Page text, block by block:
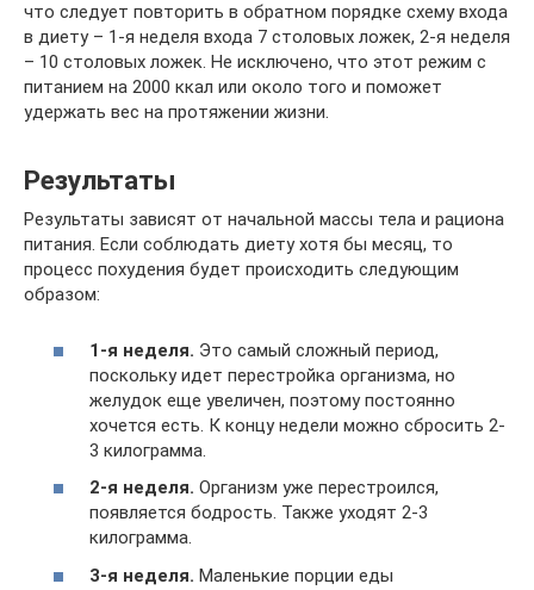
что следует повторить в обратном порядке схему входа
в диету – 1-я неделя входа 7 столовых ложек, 2-я неделя
– 10 столовых ложек. Не исключено, что этот режим с
питанием на 2000 ккал или около того и поможет
удержать вес на протяжении жизни.
Результаты
Результаты зависят от начальной массы тела и рациона
питания. Если соблюдать диету хотя бы месяц, то
процесс похудения будет происходить следующим
образом:
1-я неделя. Это самый сложный период,
поскольку идет перестройка организма, но
желудок еще увеличен, поэтому постоянно
хочется есть. К концу недели можно сбросить 2-
3 килограмма.
2-я неделя. Организм уже перестроился,
появляется бодрость. Также уходят 2-3
килограмма.
3-я неделя. Маленькие порции еды